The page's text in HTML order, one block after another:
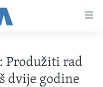
Produžiti rad
dvije godine